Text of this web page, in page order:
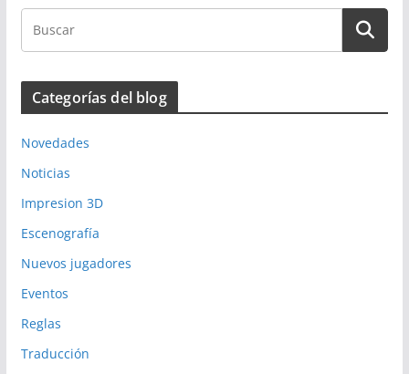
Categorías del blog
Novedades
Noticias
Impresion 3D
Escenografía
Nuevos jugadores
Eventos
Reglas
Traducción